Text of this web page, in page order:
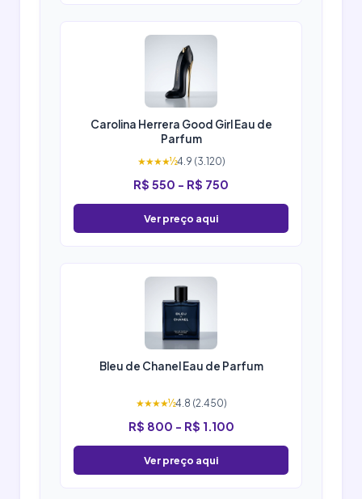
Carolina Herrera Good Girl Eau de
Parfum
★★★★½4.9 (3.120)
R$ 550 - R$ 750
Ver preço aqui
Bleu de Chanel Eau de Parfum
★★★★½4.8 (2.450)
R$ 800 - R$ 1.100
Ver preço aqui